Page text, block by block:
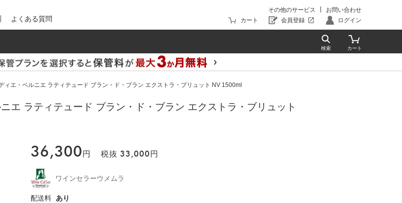
よくある質問
その他のサービス
お問い合わせ
カート
会員登録 ログイン
ィエ・ベルニエ ラティテュード ブラン・ド・ブラン エクストラ・ブリュット NV 1500ml
エ ラティテュード ブラン・ド・ブラン エクストラ・ブリュット
36,300 円 税抜 33,000 円
ワインセラーウメムラ
配送料
あり